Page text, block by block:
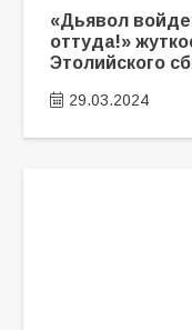
«Дьявол
оттуда!»
Этолийского
29.03.2024